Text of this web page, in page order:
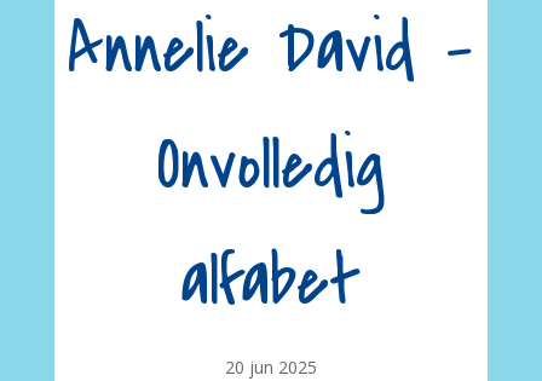
Annelie David –
Onvolledig
alfabet
20 jun 2025